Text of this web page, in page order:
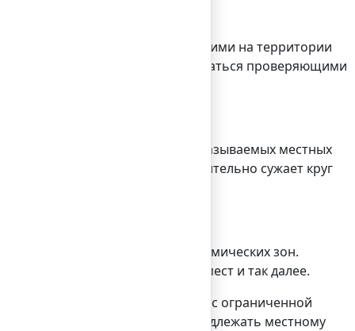
всеми существующими на территории
и лицензироваться проверяющими
работу через так называемых местных
их работы, однако значительно сужает круг
время свободных экономических зон.
создание новых рабочих мест и так далее.
отечественного общества с ограниченной
менее 51 % акций должно принадлежать местному